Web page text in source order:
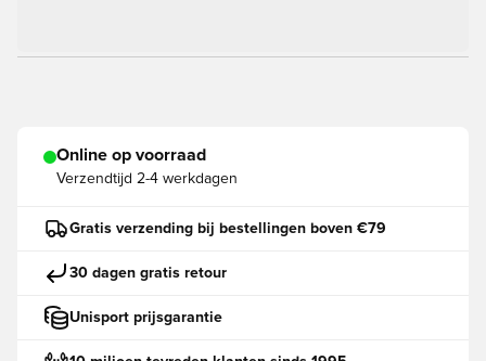
Online op voorraad
Verzendtijd 2-4 werkdagen
Gratis verzending bij bestellingen boven €79
30 dagen gratis retour
Unisport prijsgarantie